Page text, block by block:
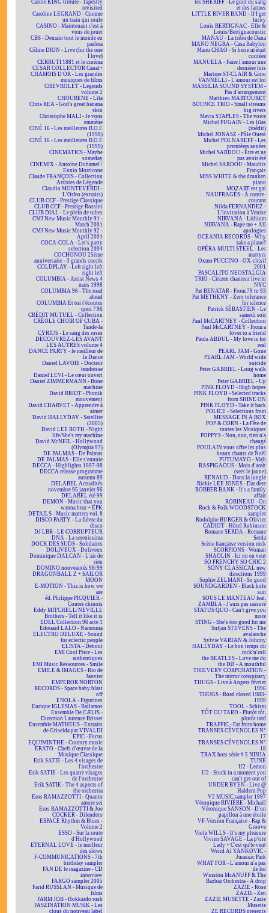
Carole KING tribute - Tapestry
revisited
Caroline LEGRAND - Comme
un train qui roule
CASINO - Maintenant c'est à
vous de jouer
CBS - Demain tout le monde en
parlera
Céline DION - Live (for the one
I love)
CERRUTI 1881 et le cinéma
CESAR COLLECTOR Canal+
CHAMOIS D'OR - Les grandes
musiques de films
CHEVROLET - Legends
volume 2
CHOUBENE - Lila
Chris REA - God's great banana
skin
Christophe MALI - Je vous
emmène
CINÉ 16 - Les meilleures B.O.F.
(1998)
CINÉ 16 - Les meilleures B.O.F.
(1999)
CINEMATICS - Maybe
someday
CINEMIX - Antoine Duhamel /
Ennio Morricone
Claude FRANÇOIS - Collection
Artistes de Légende
Claudio MONTEVERDI -
L'Orfeo (extraits)
CLUB CCF - Prestige Classique
CLUB CCF - Prestige Rossini
CLUB DIAL - Le plein de tubes
CMJ New Music Monthly 91 -
March 2001
CMJ New Music Monthly 92 -
April 2001
COCA-COLA - Let's party
selection 2004
COCHONOU 25ème
anniversaire - 3 grands succès
COLDPLAY - Left right left
right left
COLUMBIA - Artist News 4
mars 1998
COLUMBIA 96 - The road
ahead
COLUMBIA Et toi t'écoutes
quoi ? 96
CRÉDIT MUTUEL - Collection
CRÉOLE CHOIR OF CUBA -
Tande-la
CYRIUS - Le sang des roses
DÉCOUVREZ-LES AVANT
LES AUTRES volume 4
DANCE PARTY - le meilleur de
la Dance
Daniel LAVOIE - Docteur
tendresse
Daniel LEVI - Le cœur ouvert
Daniel ZIMMERMANN - Bone
machine
David BRIOT - Phonik
mouvement
David CHARVET - Apprendre à
aimer
David HALLYDAY - Satellite
(2005)
David LEE ROTH - Night
life/She's my machine
David McNEIL - Hollywood
(Olympia 97)
DE PALMAS - De Palmas
DE PALMAS - Elle s'ennuie
DECCA - Highlights 1997-98
DECCA release programme
autumn 89
DELABEL Actualités
novembre 95 janvier 96
DELABEL été 99
DEMON - Music that you
wanna hear + EPK
DETAILS - Music matters vol. 8
DISCO PARTY - La fièvre du
disco
DJ LBR - LE CORRUPTEUR
DNA - La serenissima
DOCK DES SUDS - Solidaires
DOLIVEUX - Doliveux
Dominique DALCAN - L'air de
rien
DOMINO nouveautés 98/99
DRAGONBALL Z + SAILOR
MOON
E-MOTION - This is how we
are
éd. Philippe PICQUIER -
Contes chinois
Eddy MITCHELL/NEVILLE
Brothers - Tell it like it is
EDEL Collection 96 acte 1
Edouard LALO - Namouna
ELECTRO DELUXE - Sound
for eclectic people
ELISTA - Debout
EMI Cool Price - Les
authentiques
EMI Music Ressources - Smile
EMILE & IMAGES - Rio de
Janvier
EMPEROR NORTON
RECORDS - Space baby blast
off
ENOLA - Figurines
Enrique IGLESIAS - Bailamos
Ensemble De CÆLIS -
Direction Laurence Brisset
Ensemble MATHEUS - Extraits
de Griselda par VIVALDI
EPIC - Focus
EQUIMINTHE - Country music
ERATO - Chefs d'œuvre de la
Musique Classique
Erik SATIE - Les 4 visages de
l'orchestre
Erik SATIE - Les quatre visages
de l'orchestre
Erik SATIE - The 4 aspects of
the orchestra
Eros RAMAZZOTTI - Quanto
amore sei
Eros RAMAZZOTTI & Joe
COCKER - Difendero
ESPACE Rhythm & Blues -
Volume 2
ESSO - Sur la route
d'Hollywood
ETERNAL LOVE - le meilleur
des slows
F-COMMUNICATIONS - 7th
birthday sampler
FAN DE le magazine - CD
interview
FARGO sampler 2005
Farid RUSSLAN - Musique de
films
FARM JOB - Hokkaïdo rush
FASZINATION MUSIK - Les
clous du nouveau label
les SHERIFF - Le goût du sang
et des larmes
LITTLE RIVER BAND - If I get
lucky
Louis BERTIGNAC - Elle &
Louis/Bertignacoustic
MANAU - La tribu de Dana
MANO NEGRA - Casa Babylon
Manu CHAO - Si berie m'était
contéee
MANUELA - Faire l'amour une
dernière fois
Martine ST-CLAIR & Gino
VANNELLI - L'amour est loi
MASSILIA SOUND SYSTEM -
Pas d'arrangement
Matthieu MARTOURET
BOUNCE TRIO - Small streams
big rivers
Mavis STAPLES - The voice
Michel FUGAIN - Les lilas
(inédit)
Michel JONASZ - Pôle Ouest
Michel POLNAREFF - Les
premières années
Michel SARDOU - Être et ne
pas avoir été
Michel SARDOU - Maudits
Français
MISS WHITE & the drunken
piano
MOZART est gai
NAUFRAGÉS - À contre-
courant
Nilda FERNANDEZ -
L'invitation à Venise
NIRVANA - Lithium
NIRVANA - Rape me + All
apologies
OCEANIA RECORDS - Why
take a plane?
OPÉRA MULTI STEEL - Les
martyrs
Oxmo PUCCINO - OX-clusif
2001
PASCALITO NEOSTALGIA
TRIO - Citizen chanteur live in
NYC
Pat BENATAR - From 79 to 93
Pat METHENY - Zero tolerance
for silence
Patrick SÉBASTIEN - Le
samedi soir
Paul McCARTNEY - Collection
Paul McCARTNEY - From a
lover to a friend
Paula ABDUL - My love is for
real
PEARL JAM - Gone
PEARL JAM - World wide
suicide
Peter GABRIEL - Long walk
home
Peter GABRIEL - Up
PINK FLOYD - High hopes
PINK FLOYD - Selected tracks
from SHINE ON
PINK FLOYD - Take it back
POLICE - Selections from
MESSAGE IN A BOX
POP & CORN - La Fête de
toutes les Musiques
POPPYS - Non, non, rien n'a
changé
POULAIN vous offre les plus
beaux chants de Noël
PUTUMAYO - Mali
RASPIGAOUS - Mois d'août
(sers le jaune)
RENAUD - Dans la jungle
Rickie LEE JONES - Dat dere
ROBBER BANK - It's a family
affair
ROBINEAU - On
Rock & Folk WOODSTOCK
sampler
Rodolphe BURGER & Olivier
CADIOT - Hôtel Robinson
Romane SERDA - Romane
Serda
Scène française version rock
SCORPIONS - Woman
SHAOLIN - Ici on en veut
SO FRENCHY SO CHIC 2
SONY CLASSICAL new
directions 1999
Sophie ZELMANI - So good
SOUNDGARDEN - Black hole
sun
SOUS LE MANTEAU feat.
ZAMBLA - J'suis pas rassuré
STATUS QUO - Can't give you
more
STING - She's too good for me
Sufjan STEVENS - The
avalanche
Sylvie VARTAN & Johnny
HALLYDAY - Le bon temps du
rock'n'roll
the BEATLES - Love me do
the DØ - A mouthful
THIEVERY CORPORATION -
The mirror conspiracy
THUGS - Live à Angers février
1996
THUGS - Road closed 1983-
1999
TOOL - Schism
TÔT OU TARD - Plutôt tôt,
plutôt tard
TRAFFIC - Far from home
TRANSES CÉVENOLES N°
17
TRANSES CÉVENOLES N°
18
TRAX hors série # 5 NINJA
TUNE
U2 - Lemon
U2 - Stuck in a moment you
can't get out of
UNDER BYEN - Live @
Haldern Pop
V2 MUSIC sampler 1997
Véronique RIVIÈRE - Michaël
Véronique SANSON - D'un
papillon à une étoile
VF-Version Française - Rap &
Groove
Viola WILLS - It's my pleasure
Vivien SAVAGE - La p'tite
Lady + C'est qu'le vent
Weird Al YANKOVIC -
Jurassic Park
WHAT FOR - L'amour n'a pas
de loi
Winston McANUFF & The
Bazbaz Orchestra - A drop
ZAZIE - Rose
ZAZIE - Zen
ZAZIE MUSETTE - Zazie
Musette
ZE RECORDS presents